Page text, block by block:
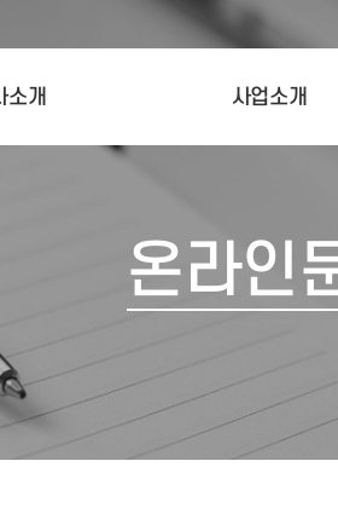
소개 사업소개
온라인